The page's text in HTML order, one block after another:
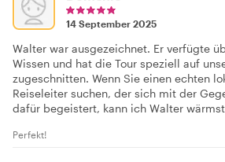
14 September 2025
Walter war ausgezeichnet. Er verfügte
Wissen und hat die Tour speziell auf
zugeschnitten. Wenn Sie einen echten
Reiseleiter suchen, der sich mit der
dafür begeistert, kann ich Walter
Perfekt!